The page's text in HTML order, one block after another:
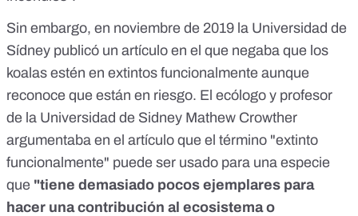
Sin embargo, en noviembre de 2019 la Universidad de
Sídney publicó un artículo en el que negaba que los
koalas estén en extintos funcionalmente aunque
reconoce que están en riesgo. El ecólogo y profesor
de la Universidad de Sidney Mathew Crowther
argumentaba en el artículo que el término "extinto
funcionalmente" puede ser usado para una especie
que "tiene demasiado pocos ejemplares para
hacer una contribución al ecosistema o